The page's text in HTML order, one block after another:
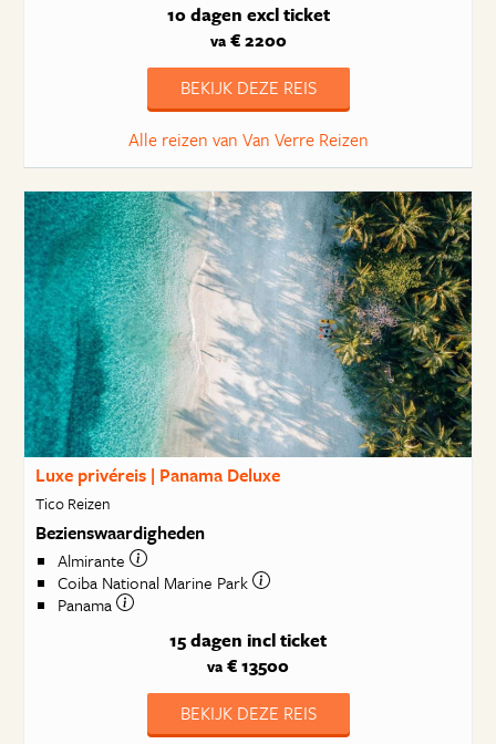
10 dagen excl ticket
va€ 2200
BEKIJK DEZE REIS
Alle reizen van Van Verre Reizen
Luxe privéreis | Panama Deluxe
Tico Reizen
Bezienswaardigheden
Almirante
Coiba National Marine Park
Panama
15 dagen incl ticket
va € 13500
BEKIJK DEZE REIS